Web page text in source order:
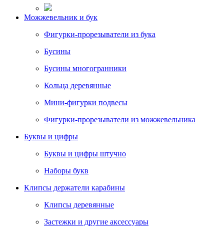
Можжевельник и бук
Фигурки-прорезыватели из бука
Бусины
Бусины многогранники
Кольца деревянные
Мини-фигурки подвесы
Фигурки-прорезыватели из можжевельника
Буквы и цифры
Буквы и цифры штучно
Наборы букв
Клипсы держатели карабины
Клипсы деревянные
Застежки и другие аксессуары